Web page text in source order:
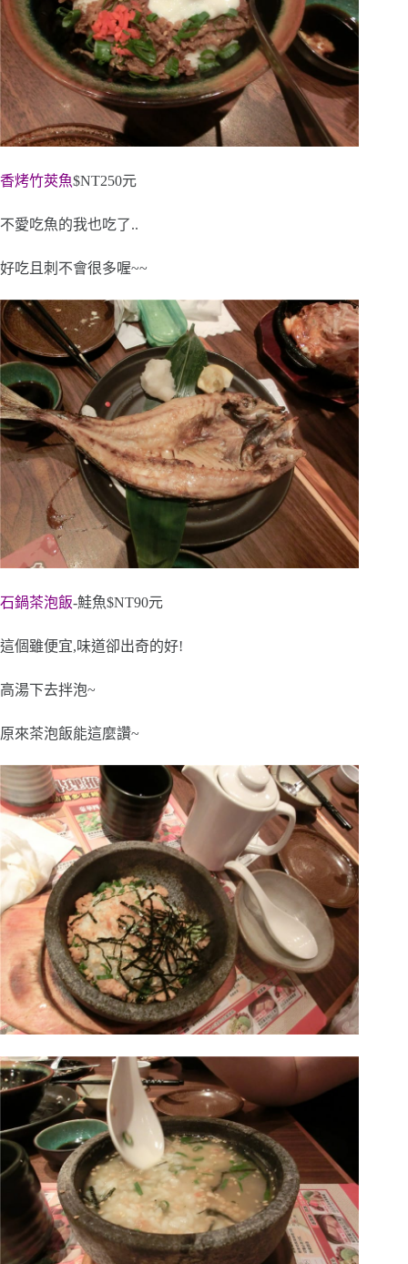
香烤竹莢魚$NT250元
不愛吃魚的我也吃了..
好吃且刺不會很多喔~~
石鍋茶泡飯-鮭魚$NT90元
這個雖便宜,味道卻出奇的好!
高湯下去拌泡~
原來茶泡飯能這麼讚~